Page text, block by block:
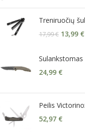
Treniruočių
17,99€ 13,99 €
Sulankstomas
24,99 €
Peilis
52,97 €